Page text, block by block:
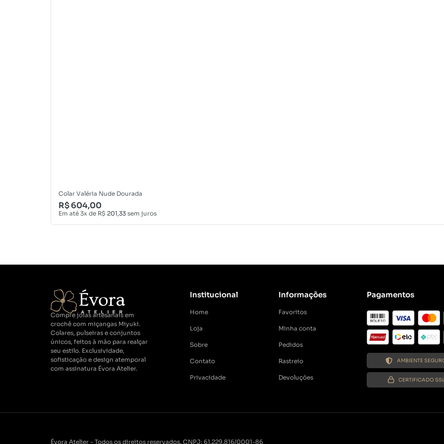
Colar Valéria Nude Dourada
R$604,00
Em até 3x de R$ 201,33 sem juros
Compre joias artesanais em
crochê com miçangas Miyuki.
Colares, pulseiras e conjuntos
únicos, feitos à mão para realçar
seu estilo. Exclusividade,
sofisticação e design atemporal
com assinatura Évora Atelier.
Institucional
Home
Loja
Sobre
Contato
Privacidade
Informações
Favoritos
Minha conta
Pedidos
Rastreio
Devoluções
Pagamentos
AMBIENTE
CERTIFICADO SSL
Évora Atelier - Todos os direitos reservados. CNPJ: 61.229.816/0001-86